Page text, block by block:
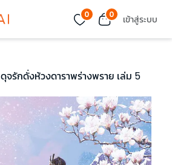
0 0 เข้าสู่ระบบ
ดุจรักดั่งห้วงดาราพร่างพราย เล่ม 5